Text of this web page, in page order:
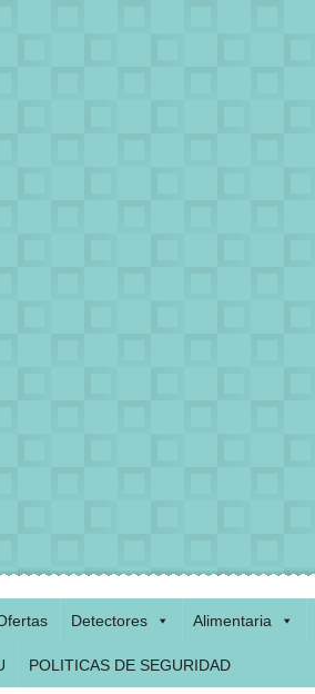
Detectores Alimentaria
POLITICAS DE SEGURIDAD